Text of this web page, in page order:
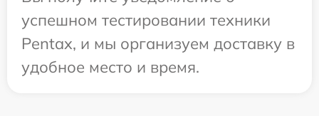
успешном тестировании техники
Pentax, и мы организуем доставку в
удобное место и время.